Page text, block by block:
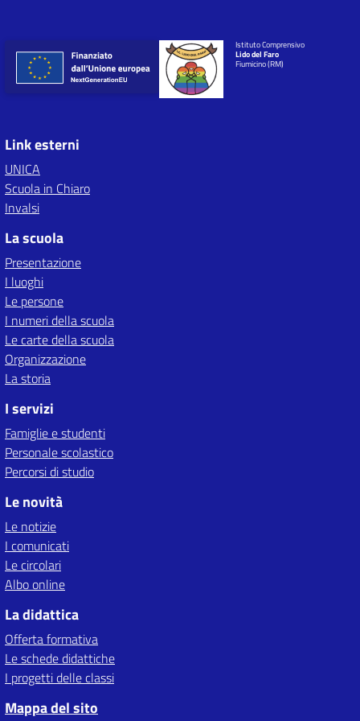
Istituto Comprensivo
Lido del Faro
Fiumicino (RM)
Link esterni
UNICA
Scuola in Chiaro
Invalsi
La scuola
Presentazione
I luoghi
Le persone
I numeri della scuola
Le carte della scuola
Organizzazione
La storia
I servizi
Famiglie e studenti
Personale scolastico
Percorsi di studio
Le novità
Le notizie
I comunicati
Le circolari
Albo online
La didattica
Offerta formativa
Le schede didattiche
I progetti delle classi
Mappa del sito